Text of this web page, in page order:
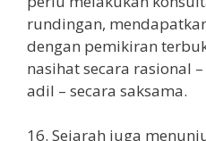
rundingan,
dengan pemikiran
nasihat secara rasional
adil – secara saksama.
16. Sejarah juga